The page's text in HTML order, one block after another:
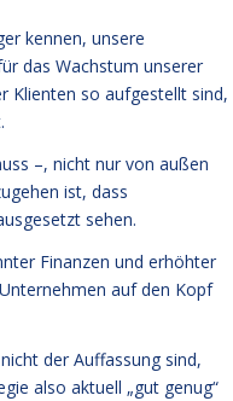
kennen, unsere
das Wachstum unserer
Klienten so aufgestellt sind,
–, nicht nur von außen
ist, dass
sehen.
Finanzen und erhöhter
auf den Kopf
der Auffassung sind,
also aktuell „gut genug“